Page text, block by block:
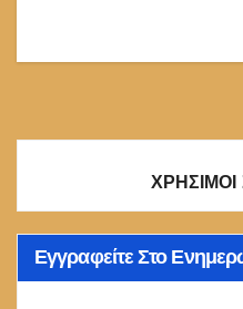
Εγγραφείτε Στο